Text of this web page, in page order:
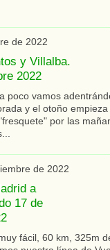
de 2022
y Villalba.
2022
poco vamos
y el otoño empieza
por las
de 2022
a
17 de
fácil, 60 km, 325m